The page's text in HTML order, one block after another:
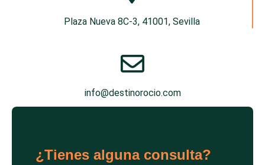
Plaza Nueva 8C-3, 41001, Sevilla
info@destinorocio.com
¿Tienes alguna consulta?